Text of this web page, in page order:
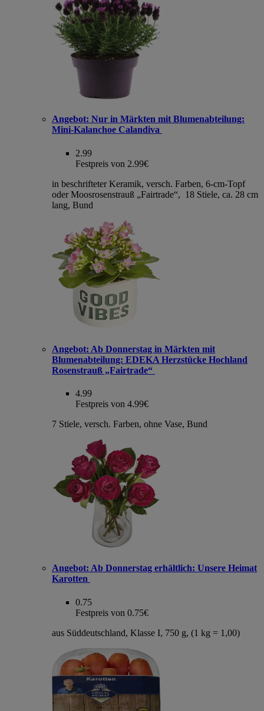
Angebot: Nur in Märkten mit Blumenabteilung:
Mini-Kalanchoe Calandiva
2.99
Festpreis von 2.99€
in beschrifteter Keramik, versch. Farben, 6-cm-Topf
oder Moosrosenstrauß „Fairtrade“, 18 Stiele, ca. 28 cm
lang, Bund
Angebot: Ab Donnerstag in Märkten mit
Blumenabteilung: EDEKA Herzstücke Hochland
Rosenstrauß „Fairtrade“
4.99
Festpreis von 4.99€
7 Stiele, versch. Farben, ohne Vase, Bund
Angebot: Ab Donnerstag erhältlich: Unsere Heimat
Karotten
0.75
Festpreis von 0.75€
aus Süddeutschland, Klasse I, 750 g, (1 kg = 1,00)